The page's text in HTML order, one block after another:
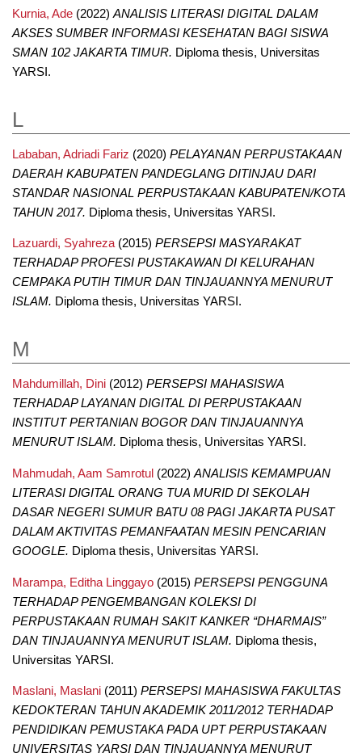
Kurnia, Ade(2022) ANALISIS LITERASI DIGITAL DALAM
AKSES SUMBER INFORMASI KESEHATAN BAGI SISWA
SMAN 102 JAKARTA TIMUR. Diploma thesis, Universitas
YARSI.
L
Lababan, Adriadi Fariz (2020) PELAYANAN PERPUSTAKAAN
DAERAH KABUPATEN PANDEGLANG DITINJAU DARI
STANDAR NASIONAL PERPUSTAKAAN KABUPATEN/KOTA
TAHUN 2017. Diploma thesis, Universitas YARSI.
Lazuardi, Syahreza(2015) PERSEPSI MASYARAKAT
TERHADAP PROFESI PUSTAKAWAN DI KELURAHAN
CEMPAKA PUTIH TIMUR DAN TINJAUANNYA MENURUT
ISLAM. Diploma thesis, Universitas YARSI.
M
Mahdumillah, Dini(2012) PERSEPSI MAHASISWA
TERHADAP LAYANAN DIGITAL DI PERPUSTAKAAN
INSTITUT PERTANIAN BOGOR DAN TINJAUANNYA
MENURUT ISLAM. Diploma thesis, Universitas YARSI.
Mahmudah, Aam Samrotul (2022) ANALISIS KEMAMPUAN
LITERASI DIGITAL ORANG TUA MURID DI SEKOLAH
DASAR NEGERI SUMUR BATU 08 PAGI JAKARTA PUSAT
DALAM AKTIVITAS PEMANFAATAN MESIN PENCARIAN
GOOGLE. Diploma thesis, Universitas YARSI.
Marampa, Editha Linggayo(2015) PERSEPSI PENGGUNA
TERHADAP PENGEMBANGAN KOLEKSI DI
PERPUSTAKAAN RUMAH SAKIT KANKER “DHARMAIS”
DAN TINJAUANNYA MENURUT ISLAM. Diploma thesis,
Universitas YARSI.
Maslani, Maslani(2011) PERSEPSI MAHASISWA FAKULTAS
KEDOKTERAN TAHUN AKADEMIK 2011/2012 TERHADAP
PENDIDIKAN PEMUSTAKA PADA UPT PERPUSTAKAAN
UNIVERSITAS YARSI DAN TINJAUANNYA MENURUT